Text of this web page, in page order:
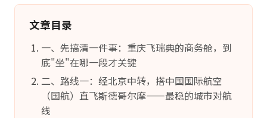
文章目录
一、先搞清一件事：重庆飞瑞典的商务舱，到
底"坐"在哪一段才关键
二、路线一：经北京中转，搭中国国际航空
（国航）直飞斯德哥尔摩——最稳的城市对航
线